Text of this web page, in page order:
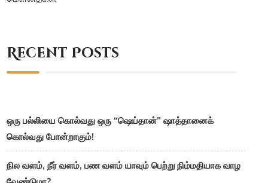
Recent Posts
ஒரு பல்லியை கொல்வது ஒரு “ஷெய்தான்” ஷாத்தானைக்
கொல்வது போன்றாகும்!
நில வளம், நீர் வளம், பண வளம் யாவும் பெற்று நிம்மதியாக வாழ